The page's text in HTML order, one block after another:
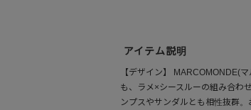
アイテム説明
【デザイン】 MARCOMONDE(
も、ラメ×シースルーの組み合わ
ンプスやサンダルとも相性抜群